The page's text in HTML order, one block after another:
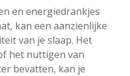
en energiedrankjes
kan een aanzienlijke
van je slaap. Het
het nuttigen van
bevatten, kan je